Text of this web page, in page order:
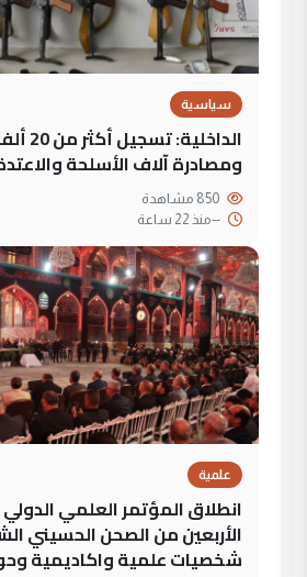
سياسية
ومصادرة آلاف الأسلحة
--منذ 22 ساعة
علمية
انطلاق المؤتمر العلمي الدولي
الأربعين من الصحن الحسيني
شخصيات علمية واكاديمية